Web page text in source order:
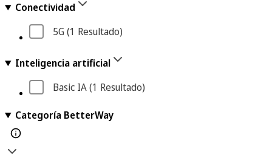
Conectividad
5G (1 Resultado)
Inteligencia artificial
Basic IA (1 Resultado)
Categoría BetterWay